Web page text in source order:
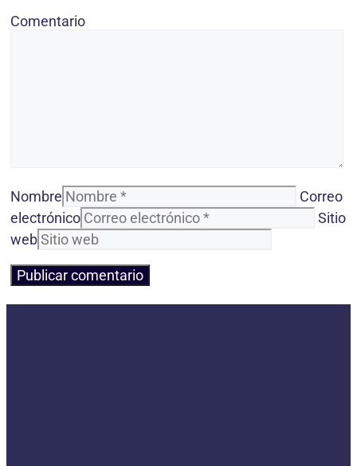
Comentario
Nombre
Correo
electrónico
Sitio
web